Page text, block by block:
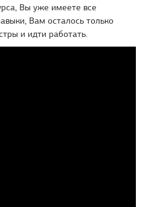
Вы уже имеете все
Вам осталось только
и идти работать.